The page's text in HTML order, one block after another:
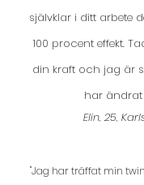
självklar i ditt arbete
100 procent effekt.
din kraft och jag är
har ändrat
Elin, 25,
"Jag har träffat min